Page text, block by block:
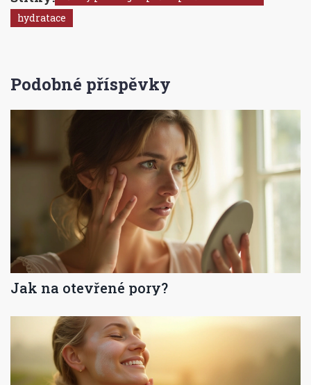
hydratace
Podobné příspěvky
Jak na otevřené pory?